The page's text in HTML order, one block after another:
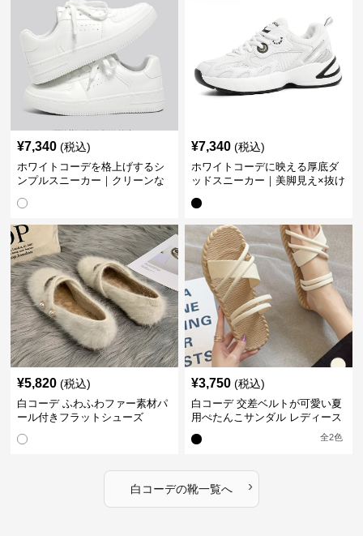
¥7,340 (税込)
ホワイトコーデを格上げするシ
ンプルスニーカー｜クリーンな
¥7,340 (税込)
ホワイトコーデに映える厚底ダ
ッドスニーカー｜美脚見え×抜け
¥5,820 (税込)
白コーデ ふわふわファー素材パ
ール付きフラットシューズ
¥3,750 (税込)
白コーデ 交差ベルトが可愛い夏
用ぺたんこサンダル レディース
全2色
白コーデの靴一覧へ ›